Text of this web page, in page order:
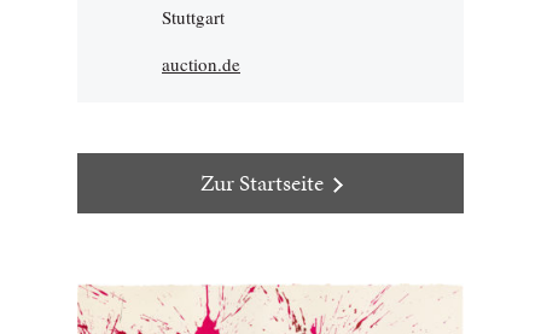
Stuttgart
auction.de
Zur Startseite